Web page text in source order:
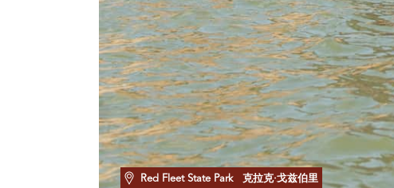
Red Fleet State Park 克拉克·戈兹伯里